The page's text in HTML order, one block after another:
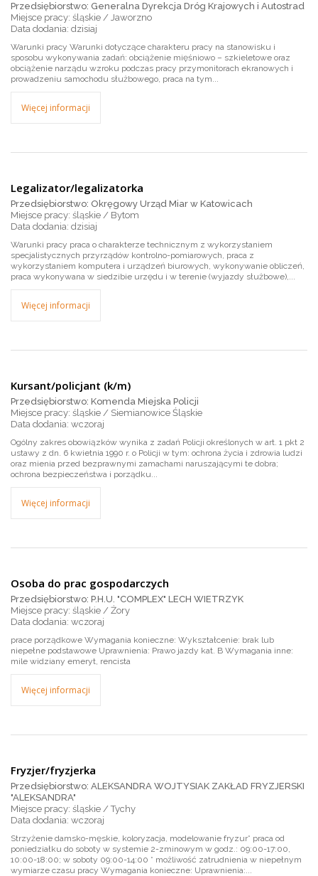
Przedsiębiorstwo: Generalna Dyrekcja Dróg Krajowych i Autostrad
Miejsce pracy: śląskie / Jaworzno
dzisiaj
Warunki pracy Warunki dotyczące charakteru pracy na stanowisku i
sposobu wykonywania zadań: obciążenie mięśniowo – szkieletowe oraz
obciążenie narządu wzroku podczas pracy przymonitorach ekranowych i
prowadzeniu samochodu służbowego, praca na tym...
Więcej informacji
Legalizator/legalizatorka
Przedsiębiorstwo: Okręgowy Urząd Miar w Katowicach
Miejsce pracy: śląskie / Bytom
dzisiaj
Warunki pracy praca o charakterze technicznym z wykorzystaniem
specjalistycznych przyrządów kontrolno-pomiarowych, praca z
wykorzystaniem komputera i urządzeń biurowych, wykonywanie obliczeń,
praca wykonywana w siedzibie urzędu i w terenie (wyjazdy służbowe),...
Więcej informacji
Kursant/policjant (k/m)
Przedsiębiorstwo: Komenda Miejska Policji
Miejsce pracy: śląskie / Siemianowice Śląskie
wczoraj
Ogólny zakres obowiązków wynika z zadań Policji określonych w art. 1 pkt 2
ustawy z dn. 6 kwietnia 1990 r. o Policji w tym: ochrona życia i zdrowia ludzi
oraz mienia przed bezprawnymi zamachami naruszającymi te dobra;
ochrona bezpieczeństwa i porządku...
Więcej informacji
Osoba do prac gospodarczych
Przedsiębiorstwo: P.H.U. "COMPLEX" LECH WIETRZYK
Miejsce pracy: śląskie / Żory
wczoraj
prace porządkowe Wymagania konieczne: Wykształcenie: brak lub
niepełne podstawowe Uprawnienia: Prawo jazdy kat. B Wymagania inne:
mile widziany emeryt, rencista
Więcej informacji
Fryzjer/fryzjerka
Przedsiębiorstwo: ALEKSANDRA WOJTYSIAK ZAKŁAD FRYZJERSKI
"ALEKSANDRA"
Miejsce pracy: śląskie / Tychy
wczoraj
Strzyżenie damsko-męskie, koloryzacja, modelowanie fryzur* praca od
poniedziałku do soboty w systemie 2-zminowym w godz.: 09:00-17:00,
10:00-18:00; w soboty 09:00-14:00 * możliwość zatrudnienia w niepełnym
wymiarze czasu pracy Wymagania konieczne: Uprawnienia:...